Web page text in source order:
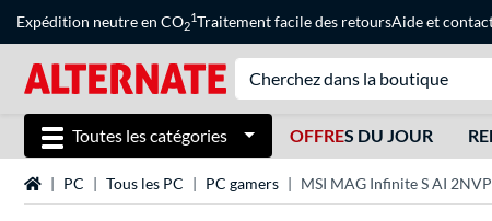
Expédition neutre en CO2
1Traitement facile des retoursAideet
Toutes les catégories OFFRES DU JOUR
Page d'accueil
PC Tous les PC PC gamers MSI MAG Infinite S AI